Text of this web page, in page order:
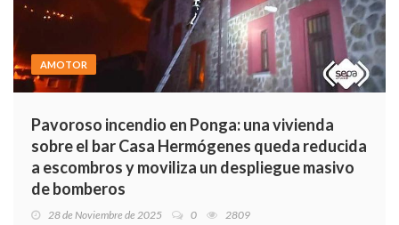
AMOTOR
Pavoroso incendio en Ponga: una vivienda
sobre el bar Casa Hermógenes queda reducida
a escombros y moviliza un despliegue masivo
de bomberos
28 de Noviembre de 2025 0 2809